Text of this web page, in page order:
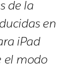
de la
en
iPad
el modo